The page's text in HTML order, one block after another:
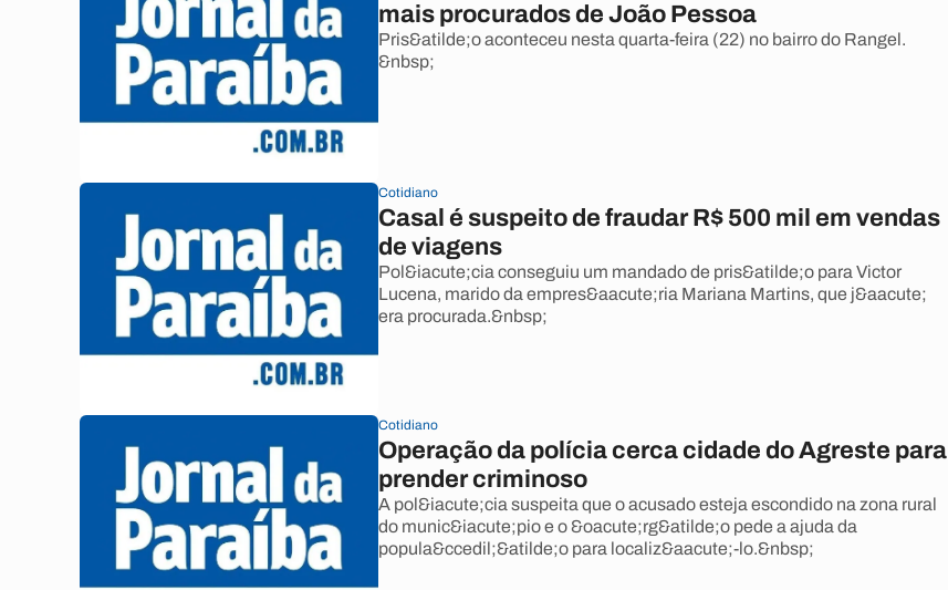
mais procurados de João Pessoa
Pris&atilde;o aconteceu nesta quarta-feira (22) no bairro do Rangel.
&nbsp;
Cotidiano
Casal é suspeito de fraudar R$ 500 mil em vendas
de viagens
Pol&iacute;cia conseguiu um mandado de pris&atilde;o para Victor
Lucena, marido da empres&aacute;ria Mariana Martins, que j&aacute;
era procurada.&nbsp;
Cotidiano
Operação da polícia cerca cidade do Agreste para
prender criminoso
A pol&iacute;cia suspeita que o acusado esteja escondido na zona rural
do munic&iacute;pio e o &oacute;rg&atilde;o pede a ajuda da
popula&ccedil;&atilde;o para localiz&aacute;-lo.&nbsp;